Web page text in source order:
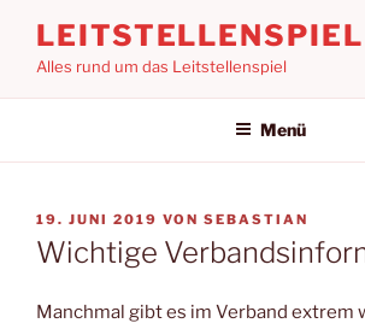
Inhalt
springenAlles rund um das Leitstellenspiel
Menü
VERÖFFENTLICHT
AM
19. JUNI 2019 VON SEBASTIAN
Wichtige
Manchmal gibt es im Verband extrem